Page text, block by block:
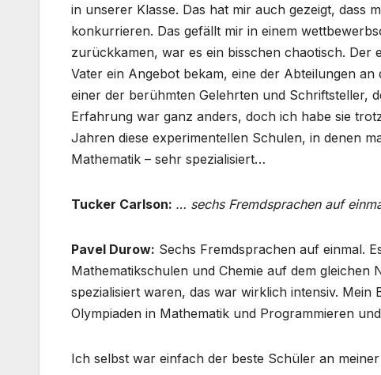
in unserer Klasse. Das hat mir auch gezeigt, dass
konkurrieren. Das gefällt mir in einem
zurückkamen, war es ein bisschen chaotisch.
Vater ein Angebot bekam, eine der Abteilungen
einer der berühmten Gelehrten und Schriftsteller,
Erfahrung war ganz anders, doch ich habe sie
Jahren diese experimentellen Schulen, in denen
Mathematik – sehr spezialisiert…
Tucker Carlson: … sechs Fremdsprachen auf
Pavel Durow: Sechs Fremdsprachen auf einmal.
Mathematikschulen und Chemie auf dem gleichen
spezialisiert waren, das war wirklich intensiv.
Olympiaden in Mathematik und Programmieren
Ich selbst war einfach der beste Schüler an